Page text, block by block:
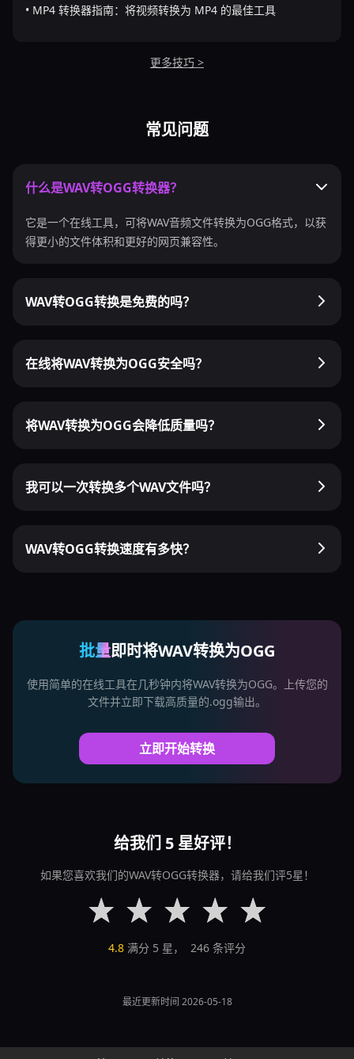
• MP4 转换器指南：将视频转换为 MP4 的最佳工具
更多技巧 >
常见问题
什么是WAV转OGG转换器？
它是一个在线工具，可将WAV音频文件转换为OGG格式，以获
得更小的文件体积和更好的网页兼容性。
WAV转OGG转换是免费的吗？
在线将WAV转换为OGG安全吗？
将WAV转换为OGG会降低质量吗？
我可以一次转换多个WAV文件吗？
WAV转OGG转换速度有多快？
批量即时将WAV转换为OGG
使用简单的在线工具在几秒钟内将WAV转换为OGG。上传您的
文件并立即下载高质量的.ogg输出。
立即开始转换
给我们 5 星好评！
如果您喜欢我们的WAV转OGG转换器，请给我们评5星！
4.8 满分 5 星， 246 条评分
最近更新时间 2026-05-18